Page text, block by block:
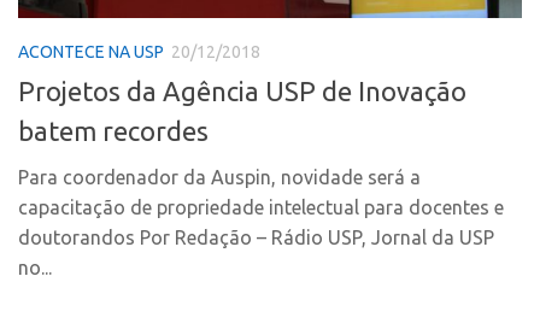
Agenda AUSPIN
Fala Inovação
Edição 2019
Edição 2021Agenda AUSPIN
ACONTECE NA USP 20/12/2018
Projetos da Agência USP de Inovação
batem recordes
Para coordenador da Auspin, novidade será a
capacitação de propriedade intelectual para docentes e
doutorandos Por Redação – Rádio USP, Jornal da USP
no...